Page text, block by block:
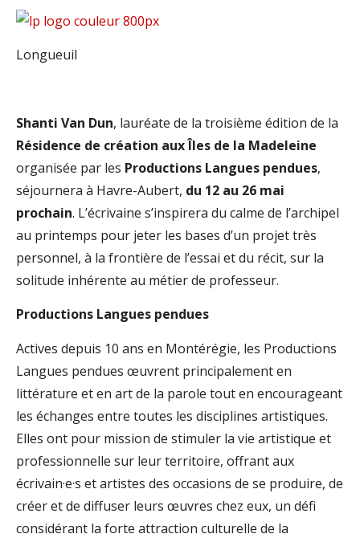
Longueuil
Shanti Van Dun, lauréate de la troisième édition de la
Résidence de création aux Îles de la Madeleine
organisée par les Productions Langues pendues,
séjournera à Havre-Aubert, du 12 au 26 mai
prochain. L’écrivaine s’inspirera du calme de l’archipel
au printemps pour jeter les bases d’un projet très
personnel, à la frontière de l’essai et du récit, sur la
solitude inhérente au métier de professeur.
Productions Langues pendues
Actives depuis 10 ans en Montérégie, les Productions
Langues pendues œuvrent principalement en
littérature et en art de la parole tout en encourageant
les échanges entre toutes les disciplines artistiques.
Elles ont pour mission de stimuler la vie artistique et
professionnelle sur leur territoire, offrant aux
écrivain·e·s et artistes des occasions de se produire, de
créer et de diffuser leurs œuvres chez eux, un défi
considérant la forte attraction culturelle de la